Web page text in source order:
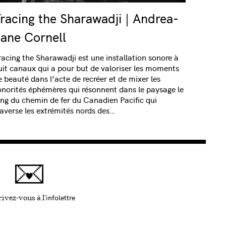
the Sharawadji | Andrea-
Cornell
the Sharawadji est une installation sonore à
canaux qui a pour but de valoriser les moments
beauté dans l’acte de recréer et de mixer les
éphémères qui résonnent dans le paysage le
du chemin de fer du Canadien Pacific qui
les extrémités nords des…
vous à l'infolettreCe lien s'ouvrira dans une nouvelle fenêtre